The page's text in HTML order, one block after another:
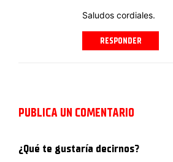
Saludos cordiales.
RESPONDER
PUBLICA UN COMENTARIO
¿Qué te gustaría decirnos?